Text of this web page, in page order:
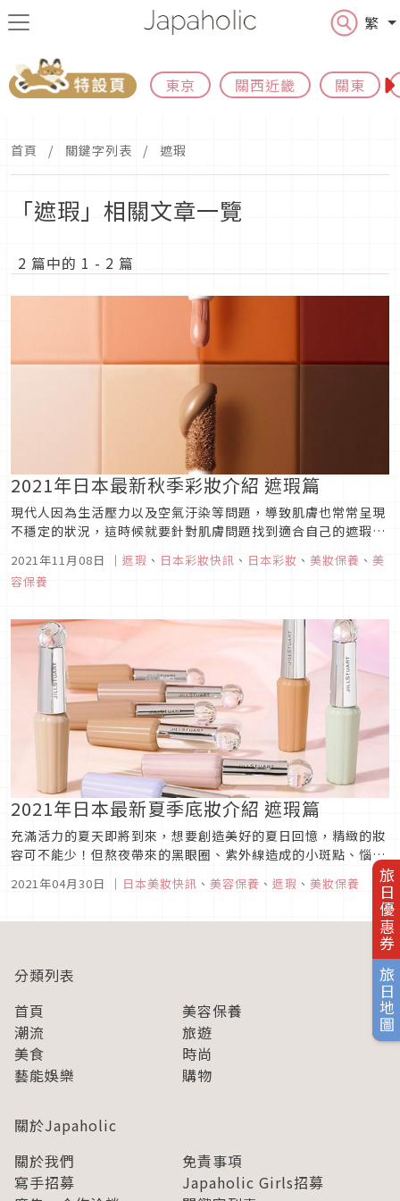
繁
東京 關西近畿 關東
旅日優惠券
旅日地圖
首頁 關鍵字列表 遮瑕
「遮瑕」相關文章一覽
2 篇中的 1 - 2 篇
2021年日本最新秋季彩妝介紹 遮瑕篇
現代人因為生活壓力以及空氣汙染等問題，導致肌膚也常常呈現
不穩定的狀況，這時候就要針對肌膚問題找到適合自己的遮瑕商
服貼好推，遮瑕效果也不打折。這次介紹4款2021日本秋季遮瑕
新品，不論是睡眠不足的黑眼圈、隨著年齡生成的暗沉黑斑，或
2021年11月08日 ｜ 遮瑕 、 日本彩妝快訊 、 日本彩妝 、 美妝保養 、 美
容保養
2021年日本最新夏季底妝介紹 遮瑕篇
充滿活力的夏天即將到來，想要創造美好的夏日回憶，精緻的妝
容可不能少！但熬夜帶來的黑眼圈、紫外線造成的小斑點、惱人
的痘疤總讓你的妝容看起來不夠完美嗎？今天就要推薦給這樣的
你5款最新遮瑕商品，一起來看看有哪些吧！圖片來源
2021年04月30日 ｜ 日本美妝快訊 、 美容保養 、 遮瑕 、 美妝保養
分類列表
首頁
美容保養
潮流
旅遊
美食
時尚
藝能娛樂
購物
關於Japaholic
關於我們
免責事項
寫手招募
Japaholic Girls招募